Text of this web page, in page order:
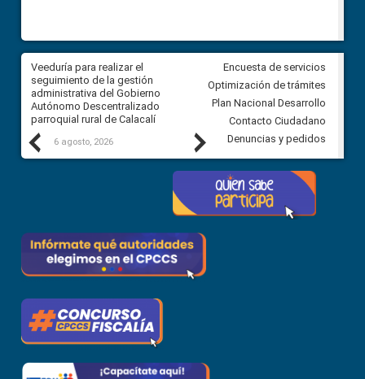
Previous
Veeduría para realizar el
seguimiento de la gestión
administrativa del Gobierno
Autónomo Descentralizado
parroquial rural de Calacalí
6 agosto, 2026
Veeduría para vigilar los
derivados de la Audiencia
comunidad Urbina, parroquia
Carolina
5 agosto, 2026
Next
Encuesta de servicios
Optimización de trámites
Plan Nacional Desarrollo
Contacto Ciudadano
Denuncias y pedidos